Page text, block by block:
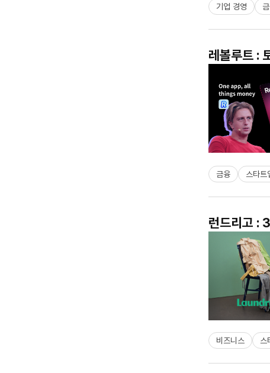
기업 경영
레볼루트 :
금융 스타트
런드리고 :
비즈니스 스